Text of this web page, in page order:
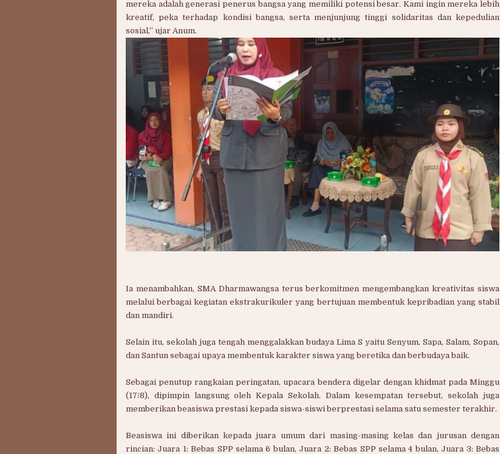
mereka adalah generasi penerus bangsa yang memiliki potensi besar. Kami ingin mereka lebih
kreatif, peka terhadap kondisi bangsa, serta menjunjung tinggi solidaritas dan kepedulian
sosial,” ujar Anum.
Ia menambahkan, SMA Dharmawangsa terus berkomitmen mengembangkan kreativitas siswa
melalui berbagai kegiatan ekstrakurikuler yang bertujuan membentuk kepribadian yang stabil
dan mandiri.
Selain itu, sekolah juga tengah menggalakkan budaya Lima S yaitu Senyum, Sapa, Salam, Sopan,
dan Santun sebagai upaya membentuk karakter siswa yang beretika dan berbudaya baik.
Sebagai penutup rangkaian peringatan, upacara bendera digelar dengan khidmat pada Minggu
(17/8), dipimpin langsung oleh Kepala Sekolah. Dalam kesempatan tersebut, sekolah juga
memberikan beasiswa prestasi kepada siswa-siswi berprestasi selama satu semester terakhir.
Beasiswa ini diberikan kepada juara umum dari masing-masing kelas dan jurusan dengan
rincian: Juara 1: Bebas SPP selama 6 bulan, Juara 2: Bebas SPP selama 4 bulan, Juara 3: Bebas